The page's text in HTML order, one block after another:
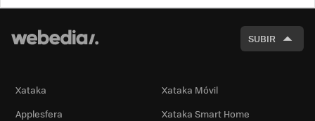
SUBIR
Xataka
Xataka Móvil
Applesfera
Xataka Smart Home